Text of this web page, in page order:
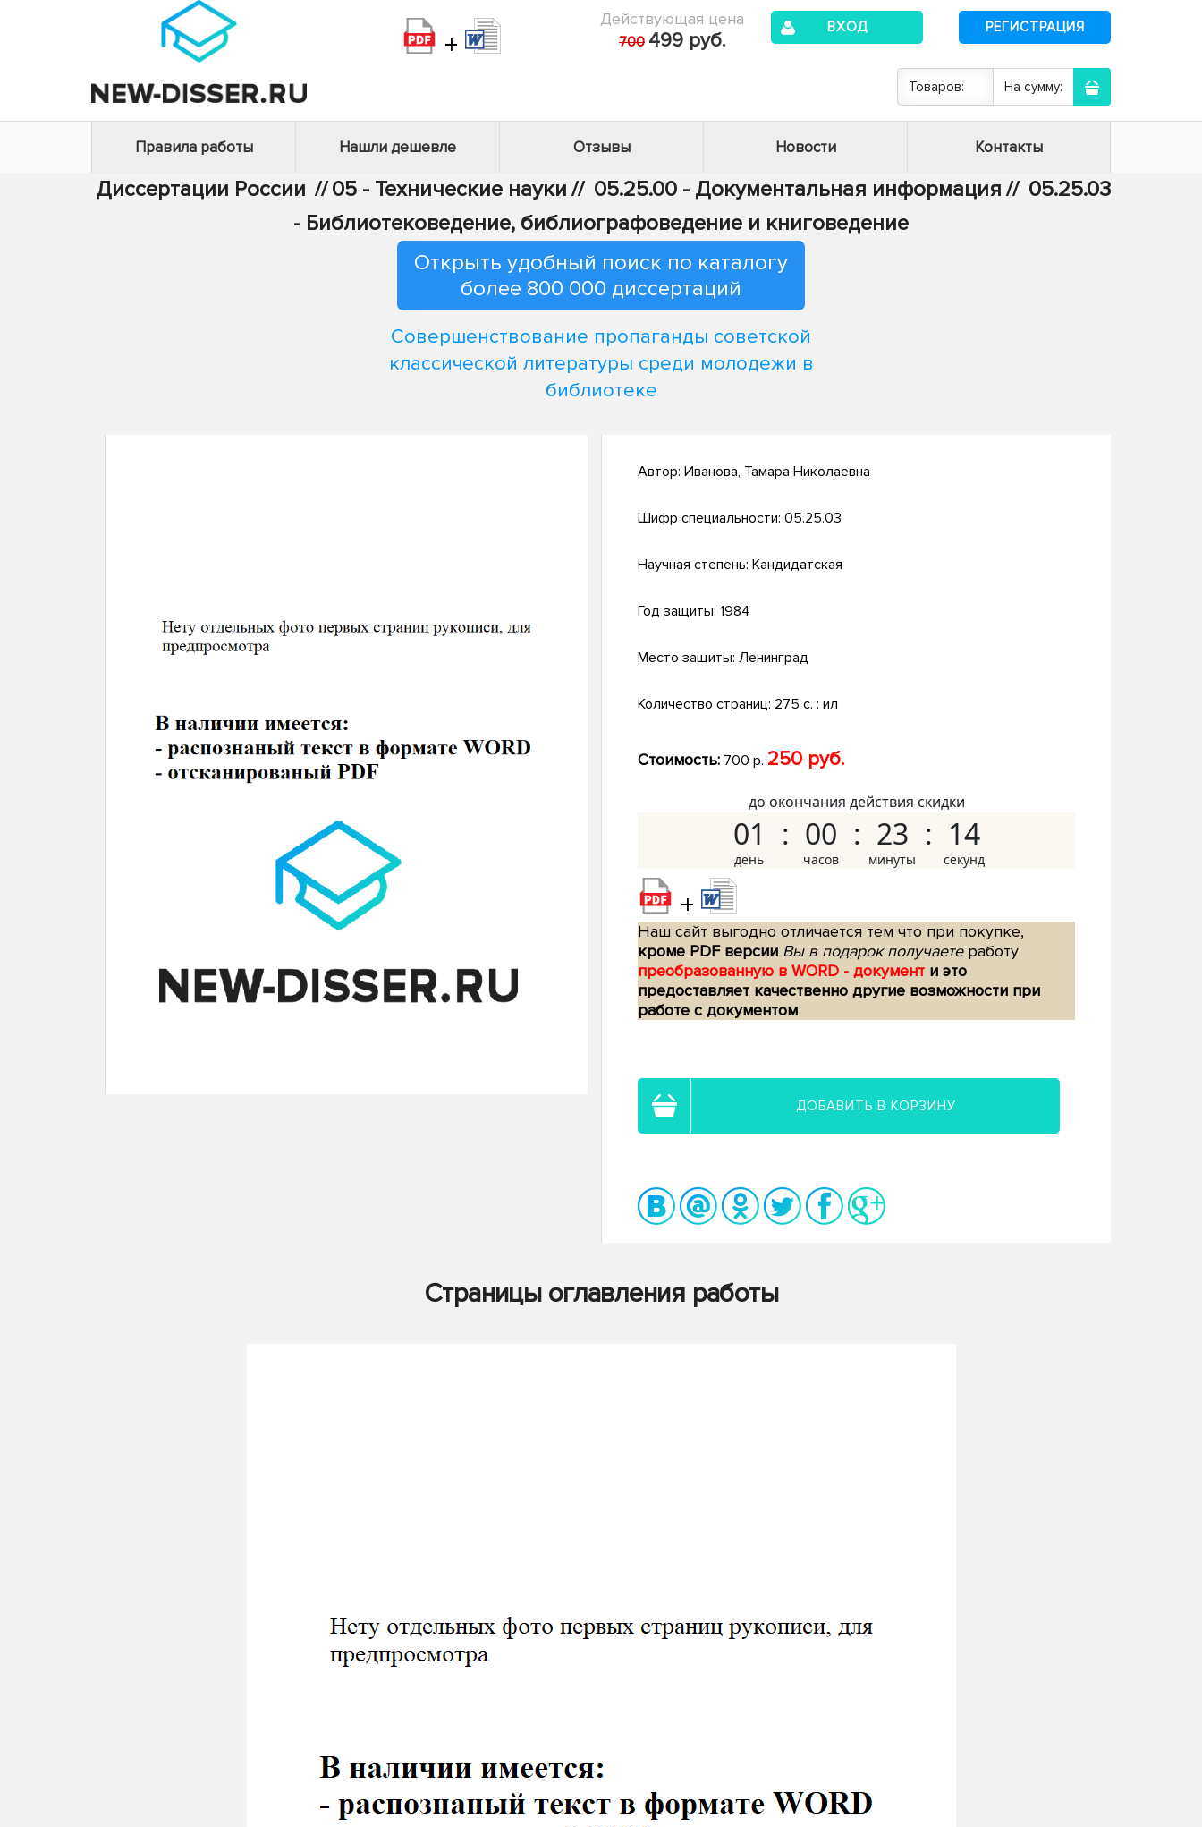
+
Действующая цена
700 499 руб.
ВХОД РЕГИСТРАЦИЯ
Товаров: На сумму:
Правила работы Нашли дешевле Отзывы Новости Контакты
Диссертации России // 05 - Технические науки // 05.25.00 - Документальная информация // 05.25.03
- Библиотековедение, библиографоведение и книговедение
Открыть удобный поиск по каталогу
более 800 000 диссертаций
Совершенствование пропаганды советской
классической литературы среди молодежи в
библиотеке
Автор: Иванова, Тамара Николаевна
Шифр специальности: 05.25.03
Научная степень: Кандидатская
Год защиты: 1984
Место защиты: Ленинград
Количество страниц: 275 c. : ил
Стоимость: 700 р.250 руб.
до окончания действия скидки
01 00 23 13
+
Наш сайт выгодно отличается тем что при покупке,
кроме PDF версии Вы в подарок получаетеработу
преобразованную в WORD - документ и это
предоставляет качественно другие возможности при
работе с документом
ДОБАВИТЬ В КОРЗИНУ
Страницы оглавления работы